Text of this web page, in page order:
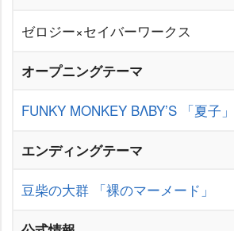
ゼロジー×セイバーワークス
オープニングテーマ
FUNKY MONKEY BΛBY’S 「夏子」
エンディングテーマ
豆柴の大群 「裸のマーメード」